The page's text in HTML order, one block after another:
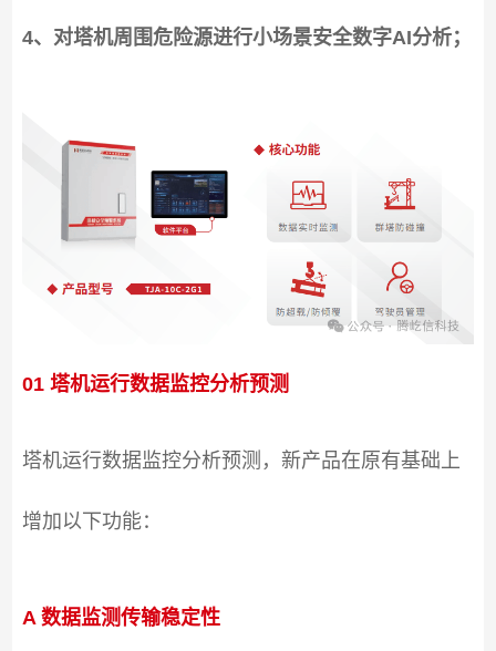
4、对塔机周围危险源进行小场景安全数字AI分析；
01 塔机运行数据监控分析预测
塔机运行数据监控分析预测，新产品在原有基础上
增加以下功能：
A 数据监测传输稳定性